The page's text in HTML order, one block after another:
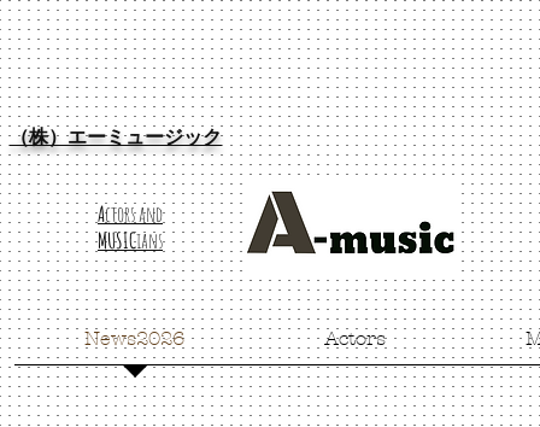
（株）エーミュージック
Actors and
MUSICians
News2026 Actors